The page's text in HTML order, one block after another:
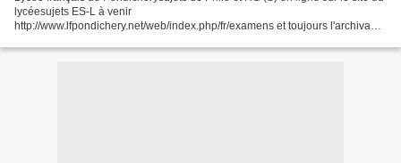
lycéesujets ES-L à venir
http://www.lfpondichery.net/web/index.php/fr/examens et toujours l'archivage
http://langlois.blog.lemonde.fr/...